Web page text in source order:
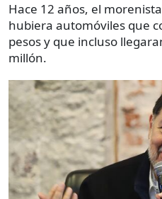
Hace 12 años, el
hubiera automóviles que
pesos y que incluso
millón.